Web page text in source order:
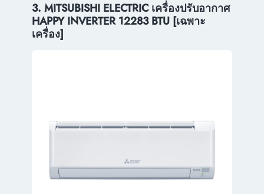
3. MITSUBISHI ELECTRIC เครื่องปรับอากาศ
HAPPY INVERTER 12283 BTU [เฉพาะ
เครื่อง]